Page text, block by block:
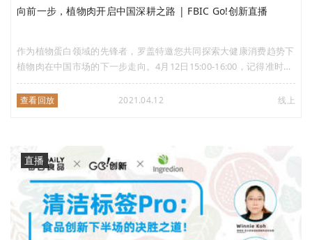
向前一步，植物肉开启中国深耕之路 | FBIC Go!创新直播
作为植物蛋白领域的先锋者，罗盖特邀您共同探索大健康消费趋势下
植物肉在中国市场的下一步走向。4月12日15:00-16:00，记得准时来
听哦~
查看回放 2021.04.12 线上
直播